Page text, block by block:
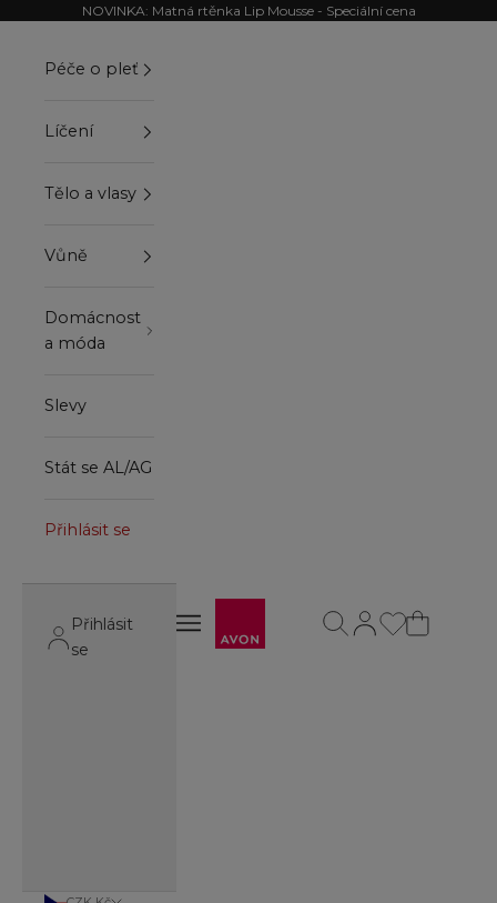
Přejít na obsahNOVINKA: Matná rtěnka Lip Mousse - Speciální cena
Otevřít navigační menu
Otevřít navigační menu
Otevřít stránku
Otevřít vyhledávání
Péče o pleť
Líčení
Tělo a vlasy
Vůně
Domácnost
a móda
Slevy
Stát se AL/AG
Přihlásit se
Přihlásit
se